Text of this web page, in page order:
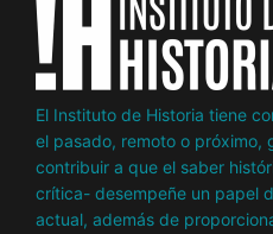
El Instituto de Historia tiene
el pasado, remoto o próximo,
contribuir a que el saber
crítica- desempeñe un papel
actual, además de